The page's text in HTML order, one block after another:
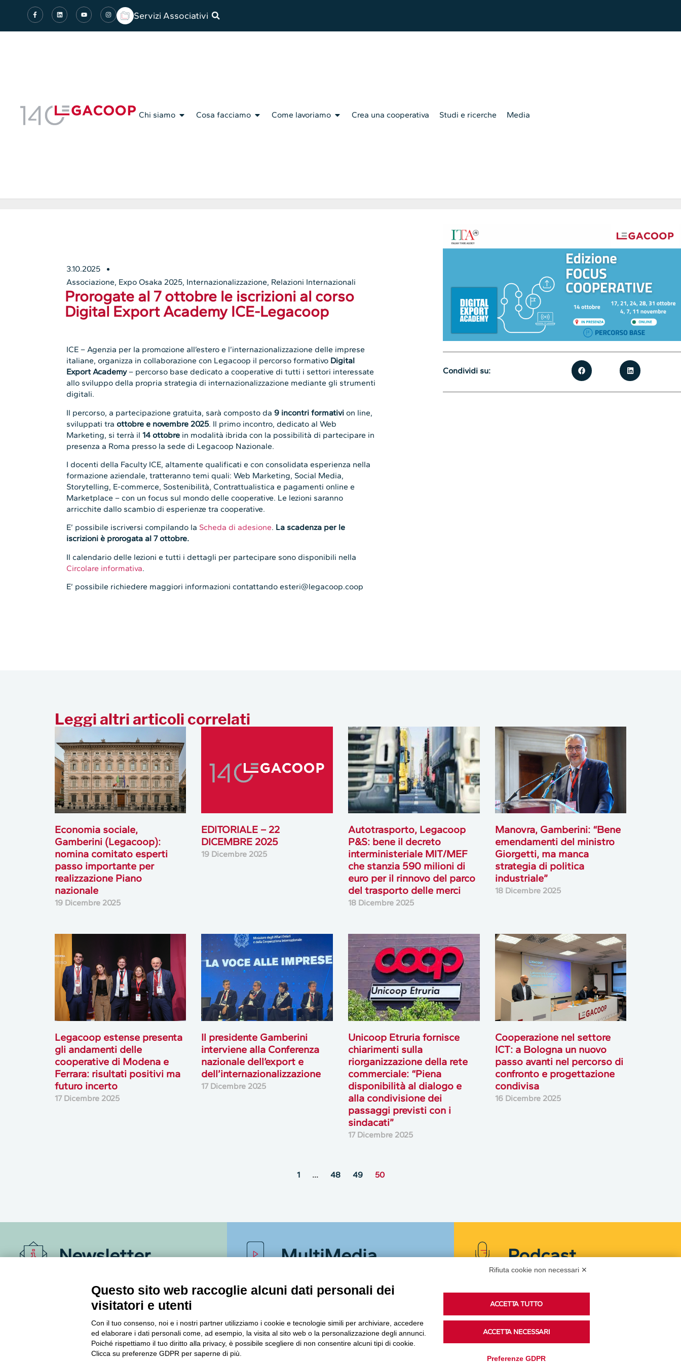
Servizi Associativi
Chi siamo Cosa facciamo Come lavoriamo Crea una cooperativa Studi e ricerche Media
3.10.2025
Associazione, Expo Osaka 2025, Internazionalizzazione, Relazioni Internazionali
Prorogate al 7 ottobre le iscrizioni al corso
Digital Export Academy ICE-Legacoop
ICE – Agenzia per la promozione all’estero e l’internazionalizzazione delle imprese
italiane, organizza in collaborazione con Legacoop il percorso formativo Digital
Export Academy– percorso base dedicato a cooperative di tutti i settori interessate
allo sviluppo della propria strategia di internazionalizzazione mediante gli strumenti
digitali.
Il percorso, a partecipazione gratuita, sarà composto da9 incontri formativi on line,
sviluppati traottobre e novembre 2025. Il primo incontro, dedicato al Web
Marketing, si terrà il14 ottobre in modalità ibrida con la possibilità di partecipare in
presenza a Roma presso la sede di Legacoop Nazionale.
I docenti della Faculty ICE, altamente qualificati e con consolidata esperienza nella
formazione aziendale, tratteranno temi quali: Web Marketing, Social Media,
Storytelling, E-commerce, Sostenibilità, Contrattualistica e pagamenti online e
Marketplace – con un focus sul mondo delle cooperative. Le lezioni saranno
arricchite dallo scambio di esperienze tra cooperative.
E’ possibile iscriversi compilando la Scheda di adesione. La scadenza per le
iscrizioni è prorogata al 7 ottobre.
Il calendario delle lezioni e tutti i dettagli per partecipare sono disponibili nella
Circolare informativa.
E’ possibile richiedere maggiori informazioni contattando esteri@legacoop.coop
Condividi su:
Leggi altri articoli correlati
Economia sociale,
Gamberini (Legacoop):
nomina comitato esperti
passo importante per
realizzazione Piano
nazionale
19 Dicembre 2025
EDITORIALE – 22
DICEMBRE 2025
19 Dicembre 2025
Autotrasporto, Legacoop
P&S: bene il decreto
interministeriale MIT/MEF
che stanzia 590 milioni di
euro per il rinnovo del parco
del trasporto delle merci
18 Dicembre 2025
Manovra, Gamberini: “Bene
emendamenti del ministro
Giorgetti, ma manca
strategia di politica
industriale”
18 Dicembre 2025
Legacoop estense presenta
gli andamenti delle
cooperative di Modena e
Ferrara: risultati positivi ma
futuro incerto
17 Dicembre 2025
Il presidente Gamberini
interviene alla Conferenza
nazionale dell’export e
dell’internazionalizzazione
17 Dicembre 2025
Unicoop Etruria fornisce
chiarimenti sulla
riorganizzazione della rete
commerciale: “Piena
disponibilità al dialogo e
alla condivisione dei
passaggi previsti con i
sindacati”
17 Dicembre 2025
Cooperazione nel settore
ICT: a Bologna un nuovo
passo avanti nel percorso di
confronto e progettazione
condivisa
16 Dicembre 2025
1 … 48 49 50
Newsletter
Accedi o iscriviti alla nostra Newsletter Legacoop
Informazioni per restare sempre aggiornati sul
mondo della cooperazione.
MultiMedia Podcast
Ascolta i podcast di approfondimento di Legacoop
Accedi alla sezione
Rifiuta cookie non necessari ✕
Questo sito web raccoglie alcuni dati personali dei
visitatori e utenti
Con il tuo consenso, noi e i nostri partner utilizziamo i cookie e tecnologie simili per archiviare, accedere
ed elaborare i dati personali come, ad esempio, la visita al sito web o la personalizzazione degli annunci.
Poiché rispettiamo il tuo diritto alla privacy, è possibile scegliere di non consentire alcuni tipi di cookie.
Clicca su preferenze GDPR per saperne di più.
ACCETTA TUTTO
ACCETTA NECESSARI
Preferenze GDPR